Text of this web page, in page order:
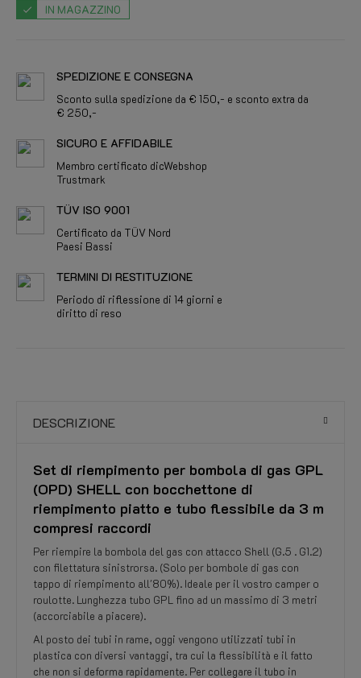
IN MAGAZZINO
SPEDIZIONE E CONSEGNA
Sconto sulla spedizione da € 150,- e sconto extra da
€ 250,-
SICURO E AFFIDABILE
Membro certificato dicWebshop
Trustmark
TÜV ISO 9001
Certificato da TÜV Nord
Paesi Bassi
TERMINI DI RESTITUZIONE
Periodo di riflessione di 14 giorni e
diritto di reso
DESCRIZIONE
Set di riempimento per bombola di gas GPL
(OPD) SHELL con bocchettone di
riempimento piatto e tubo flessibile da 3 m
compresi raccordi
Per riempire la bombola del gas con attacco Shell (G.5 . G1.2)
con filettatura sinistrorsa. (Solo per bombole di gas con
tappo di riempimento all'80%). Ideale per il vostro camper o
roulotte. Lunghezza tubo GPL fino ad un massimo di 3 metri
(accorciabile a piacere).
Al posto dei tubi in rame, oggi vengono utilizzati tubi in
plastica con diversi vantaggi, tra cui la flessibilità e il fatto
che non si deforma rapidamente. Per collegare il tubo in